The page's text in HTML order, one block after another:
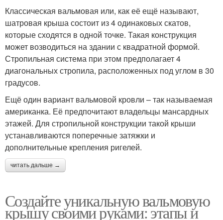
Классическая вальмовая или, как её ещё называют,
шатровая крыша состоит из 4 одинаковых скатов,
которые сходятся в одной точке. Такая конструкция
может возводиться на здании с квадратной формой.
Стропильная система при этом предполагает 4
диагональных стропила, расположенных под углом в 30
градусов.
Ещё один вариант вальмовой кровли – так называемая
американка. Её предпочитают владельцы мансардных
этажей. Для стропильной конструкции такой крыши
устанавливаются поперечные затяжки и
дополнительные крепления ригелей.
читать дальше →
Создайте уникальную вальмовую
крышу своими руками: этапы и